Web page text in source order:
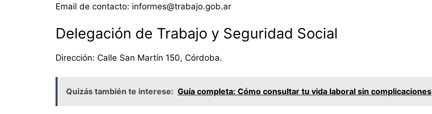
Email de contacto: informes@trabajo.gob.ar
Delegación de Trabajo y Seguridad Social
Dirección: Calle San Martín 150, Córdoba.
Quizás también te interese: Guía completa: Cómo consultar tu vida laboral sin complicaciones